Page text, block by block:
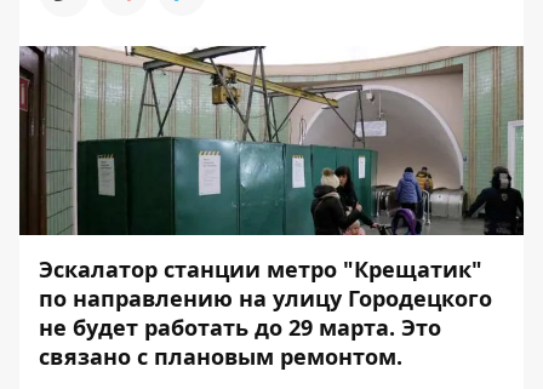
Эскалатор станции метро "Крещатик"
по направлению на улицу Городецкого
не будет работать до 29 марта. Это
связано с плановым ремонтом.